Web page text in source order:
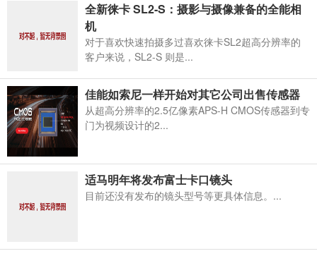
全新徕卡 SL2-S：摄影与摄像兼备的全能相
机
对于喜欢快速拍摄多过喜欢徕卡SL2超高分辨率的
客户来说，SL2-S 则是...
佳能如索尼一样开始对其它公司出售传感器
从超高分辨率的2.5亿像素APS-H CMOS传感器到专
门为视频设计的2...
适马明年将发布富士卡口镜头
目前还没有发布的镜头型号等更具体信息。...